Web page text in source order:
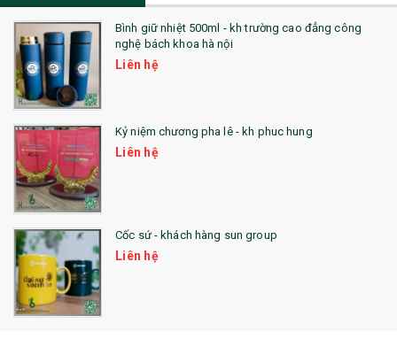
23. QÙA TẶNG ĐỘC ĐÁO
24. QÙA TẶNG PHA LÊ
25. QUÀ TẶNG GLASSLOCK
26. QUÀ TẶNG LUMINARC
28. BỘ ĐỒ ĂN CAO CẤP
29. MÓC KHOÁ
31. TÚI VẢI KHÔNG DỆT
32. TÚI VẢI BỐ
33. MŨ LƯỠI TRAI
Bình giữ nhiệt 500ml - kh trường cao đẳng công
nghệ bách khoa hà nội
Liên hệ
Kỷ niệm chương pha lê - kh phuc hung
Liên hệ
Cốc sứ - khách hàng sun group
Liên hệ